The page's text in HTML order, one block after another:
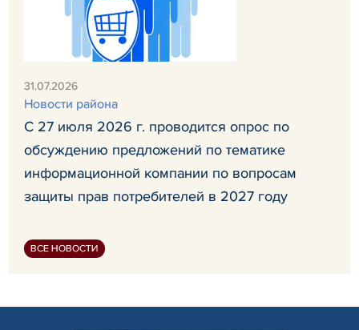
31.07.2026
Новости района
С 27 июля 2026 г. проводится опрос по
обсуждению предложений по тематике
информационной компании по вопросам
защиты прав потребителей в 2027 году
ВСЕ НОВОСТИ